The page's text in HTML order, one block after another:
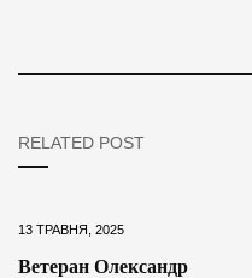
RELATED POST
13 ТРАВНЯ, 2025
Ветеран Олександр